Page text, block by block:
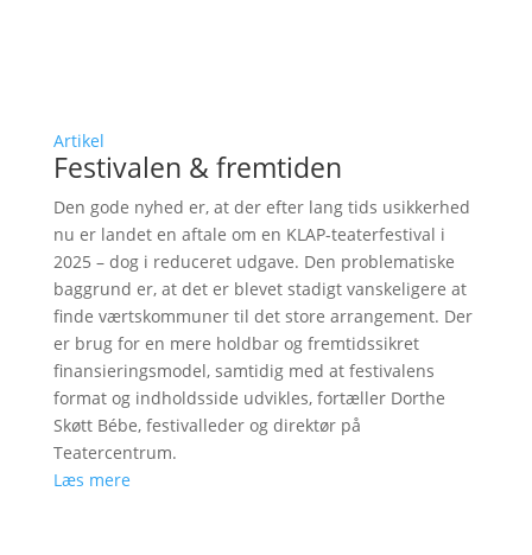
Artikel
Festivalen & fremtiden
Den gode nyhed er, at der efter lang tids usikkerhed
nu er landet en aftale om en KLAP-teaterfestival i
2025 – dog i reduceret udgave. Den problematiske
baggrund er, at det er blevet stadigt vanskeligere at
finde værtskommuner til det store arrangement. Der
er brug for en mere holdbar og fremtidssikret
finansieringsmodel, samtidig med at festivalens
format og indholdsside udvikles, fortæller Dorthe
Skøtt Bébe, festivalleder og direktør på
Teatercentrum.
Læs mere